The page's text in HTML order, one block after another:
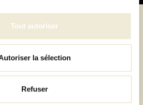
Tout autoriser
la sélection
Refuser
newsletter et recevez toutes les